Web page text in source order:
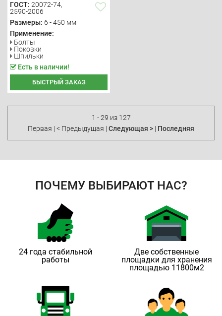
ГОСТ: 20072-74,
2590-2006
Размеры: 6 - 450 мм
Применение:
Болты
Поковки
Шпильки
Есть в наличии!
БЫСТРЫЙ ЗАКАЗ
1 - 29 из 127
Первая | < Предыдущая | Следующая > | Последняя
ПОЧЕМУ ВЫБИРАЮТ НАС?
24 года стабильной
работы
Две собственные
площадки для хранения
площадью 11800м2